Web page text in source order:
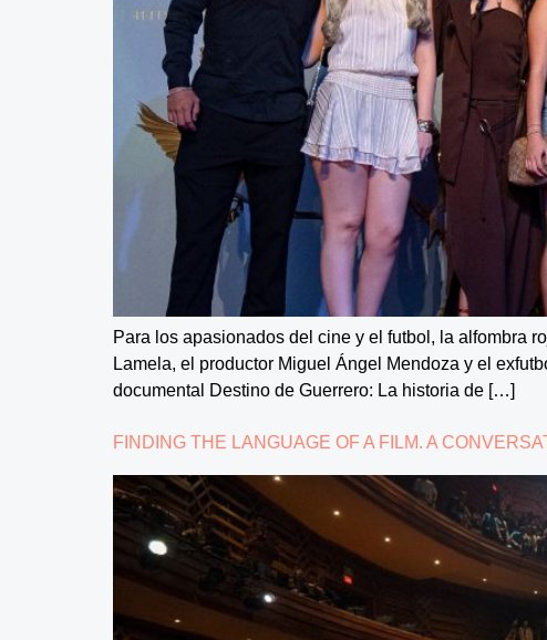
Para los apasionados del cine y el futbol, la alfombra
Lamela, el productor Miguel Ángel Mendoza y el
documental Destino de Guerrero: La historia de […]
FINDING THE LANGUAGE OF A FILM. A